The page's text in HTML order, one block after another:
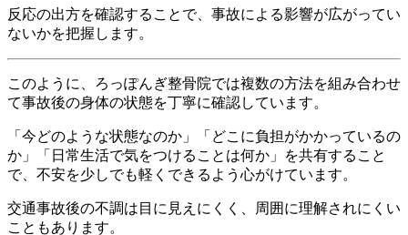
反応の出方を確認することで、事故による影響が広がってい
ないかを把握します。
このように、ろっぽんぎ整骨院では複数の方法を組み合わせ
て事故後の身体の状態を丁寧に確認しています。
「今どのような状態なのか」「どこに負担がかかっているの
か」「日常生活で気をつけることは何か」を共有すること
で、不安を少しでも軽くできるよう心がけています。
交通事故後の不調は目に見えにくく、周囲に理解されにくい
こともあります。